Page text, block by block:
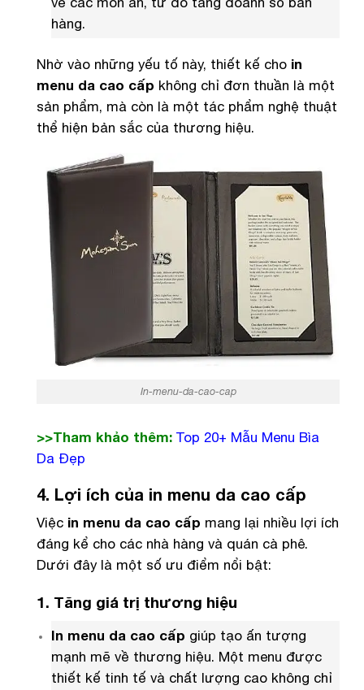
hàng.
Nhờ vào những yếu tố này, thiết kế cho in
menu da cao cấp không chỉ đơn thuần là một
sản phẩm, mà còn là một tác phẩm nghệ thuật
thể hiện bản sắc của thương hiệu.
In-menu-da-cao-cap
>>Tham khảo thêm: Top 20+ Mẫu Menu Bìa
Da Đẹp
4. Lợi ích của in menu da cao cấp
Việc in menu da cao cấp mang lại nhiều lợi ích
đáng kể cho các nhà hàng và quán cà phê.
Dưới đây là một số ưu điểm nổi bật:
1. Tăng giá trị thương hiệu
In menu da cao cấp giúp tạo ấn tượng
mạnh mẽ về thương hiệu. Một menu được
thiết kế tinh tế và chất lượng cao không chỉ